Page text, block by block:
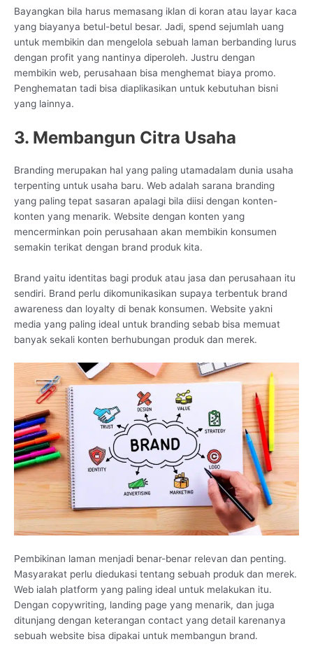
Bayangkan bila harus memasang iklan di koran atau layar kaca
yang biayanya betul-betul besar. Jadi, spend sejumlah uang
untuk membikin dan mengelola sebuah laman berbanding lurus
dengan profit yang nantinya diperoleh. Justru dengan
membikin web, perusahaan bisa menghemat biaya promo.
Penghematan tadi bisa diaplikasikan untuk kebutuhan bisni
yang lainnya.
3. Membangun Citra Usaha
Branding merupakan hal yang paling utamadalam dunia usaha
terpenting untuk usaha baru. Web adalah sarana branding
yang paling tepat sasaran apalagi bila diisi dengan konten-
konten yang menarik. Website dengan konten yang
mencerminkan poin perusahaan akan membikin konsumen
semakin terikat dengan brand produk kita.
Brand yaitu identitas bagi produk atau jasa dan perusahaan itu
sendiri. Brand perlu dikomunikasikan supaya terbentuk brand
awareness dan loyalty di benak konsumen. Website yakni
media yang paling ideal untuk branding sebab bisa memuat
banyak sekali konten berhubungan produk dan merek.
Pembikinan laman menjadi benar-benar relevan dan penting.
Masyarakat perlu diedukasi tentang sebuah produk dan merek.
Web ialah platform yang paling ideal untuk melakukan itu.
Dengan copywriting, landing page yang menarik, dan juga
ditunjang dengan keterangan contact yang detail karenanya
sebuah website bisa dipakai untuk membangun brand.